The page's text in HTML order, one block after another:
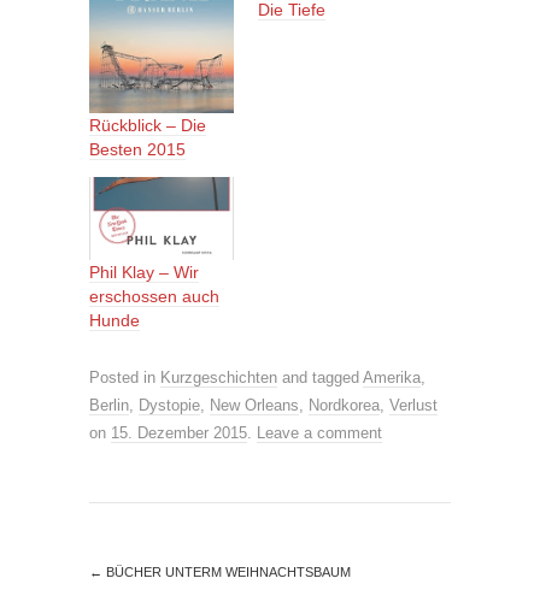
Rückblick – Die
Besten 2015
Die Tiefe
Phil Klay – Wir
erschossen auch
Hunde
Posted in Kurzgeschichten and tagged Amerika,
Berlin, Dystopie, New Orleans, Nordkorea, Verlust
on 15. Dezember 2015. Leave a comment
← BÜCHER UNTERM WEIHNACHTSBAUM